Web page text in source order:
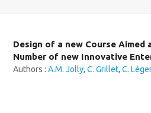
Design of a new Course Aimed
Number of new Innovative
Authors :A.M. Jolly,C. Grillet,C.